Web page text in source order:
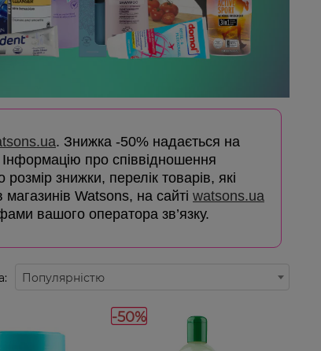
. Знижка -50% надається на
про співвідношення
знижки, перелік товарів, які
магазинів Watsons, на сайті watsons.ua
вашого оператора зв’язку.
Популярністю
-50%